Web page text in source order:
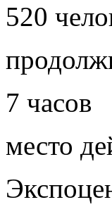
520
7 часов
место